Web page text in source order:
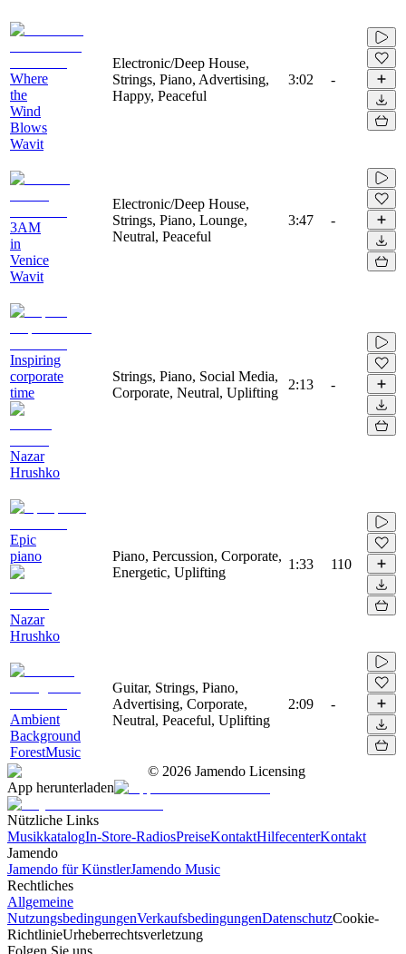
Where
the
Wind
Blows
Wavit
Electronic/Deep House,
Strings, Piano, Advertising,
Happy, Peaceful
3:02 -
3AM
in
Venice
Wavit
Electronic/Deep House,
Strings, Piano, Lounge,
Neutral, Peaceful
3:47 -
Inspiring
corporate
time
Nazar
Hrushko
Strings, Piano, Social Media,
Corporate, Neutral, Uplifting
2:13 -
Epic
piano
Nazar
Hrushko
Piano, Percussion, Corporate,
Energetic, Uplifting
1:33 110
Ambient
Background
ForestMusic
Guitar, Strings, Piano,
Advertising, Corporate,
Neutral, Peaceful, Uplifting
2:09 -
© 2026 Jamendo Licensing
App herunterladen
Nützliche Links
MusikkatalogIn-Store-RadiosPreiseKontaktHilfecenterKontakt
Jamendo
Jamendo für KünstlerJamendo Music
Rechtliches
Allgemeine
NutzungsbedingungenVerkaufsbedingungenDatenschutzCookie-
RichtlinieUrheberrechtsverletzung
Folgen Sie uns